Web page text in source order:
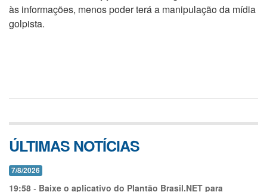
às informações, menos poder terá a manipulação da mídia
golpista.
ÚLTIMAS NOTÍCIAS
7/8/2026
19:58 - Baixe o aplicativo do Plantão Brasil.NET para